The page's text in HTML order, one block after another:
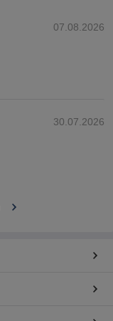
07.08.2026
30.07.2026